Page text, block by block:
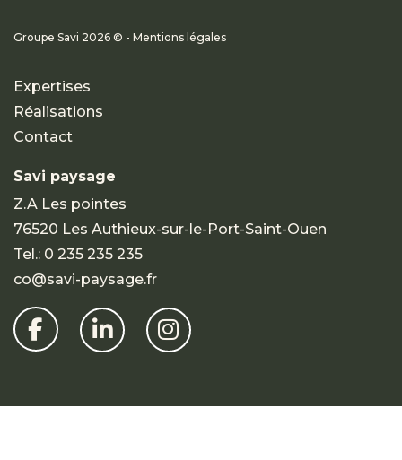
Groupe Savi 2026 © - Mentions légales
Expertises
Réalisations
Contact
Savi paysage
Z.A Les pointes
76520 Les Authieux-sur-le-Port-Saint-Ouen
Tel.: 0 235 235 235
co@savi-paysage.fr